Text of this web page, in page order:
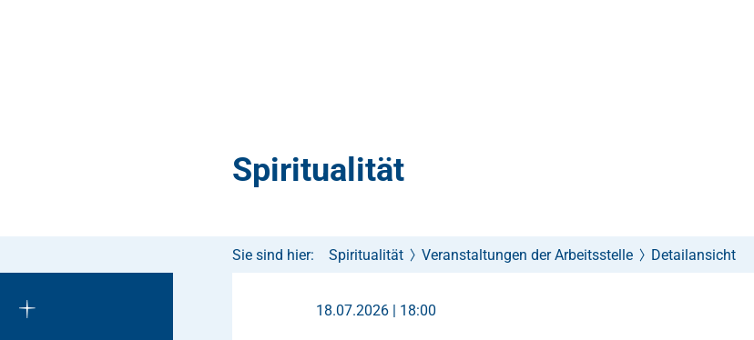
Spiritualität
Sie sind hier: Spiritualität Veranstaltungen der Arbeitsstelle Detailansicht
18.07.2026 | 18:00